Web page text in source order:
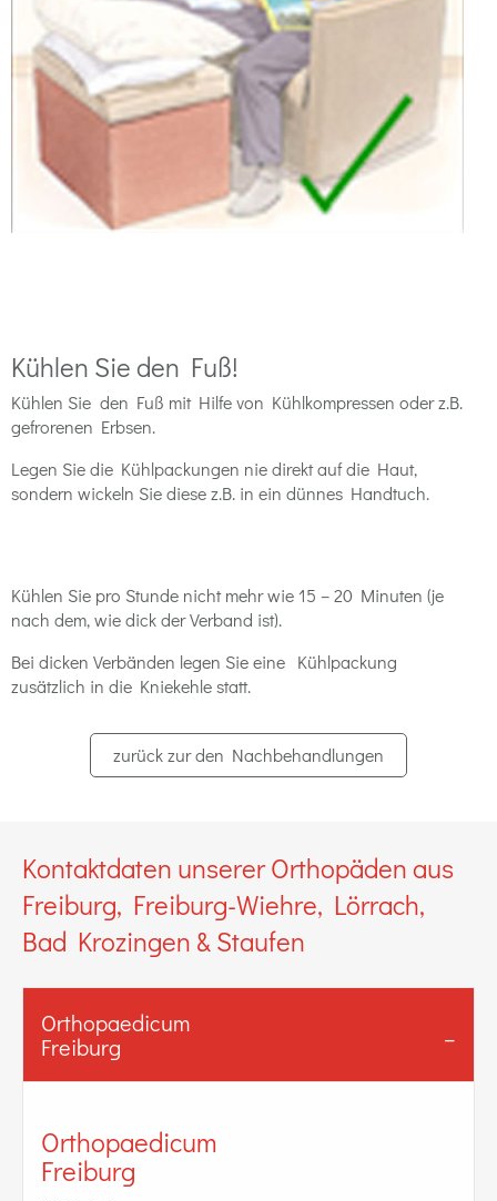
Kühlen Sie den Fuß!
Kühlen Sie den Fuß mit Hilfe von Kühlkompressen oder z.B.
gefrorenen Erbsen.
Legen Sie die Kühlpackungen nie direkt auf die Haut,
sondern wickeln Sie diese z.B. in ein dünnes Handtuch.
Kühlen Sie pro Stunde nicht mehr wie 15 – 20 Minuten (je
nach dem, wie dick der Verband ist).
Bei dicken Verbänden legen Sie eine Kühlpackung
zusätzlich in die Kniekehle statt.
zurück zur den Nachbehandlungen
Kontaktdaten unserer Orthopäden aus
Freiburg, Freiburg-Wiehre, Lörrach,
Bad Krozingen & Staufen
Orthopaedicum
Freiburg
Orthopaedicum
Freiburg